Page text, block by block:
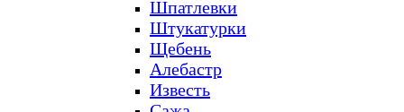
Шпатлевки
Штукатурки
Щебень
Алебастр
Известь